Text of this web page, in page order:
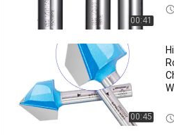
00:41
00:45